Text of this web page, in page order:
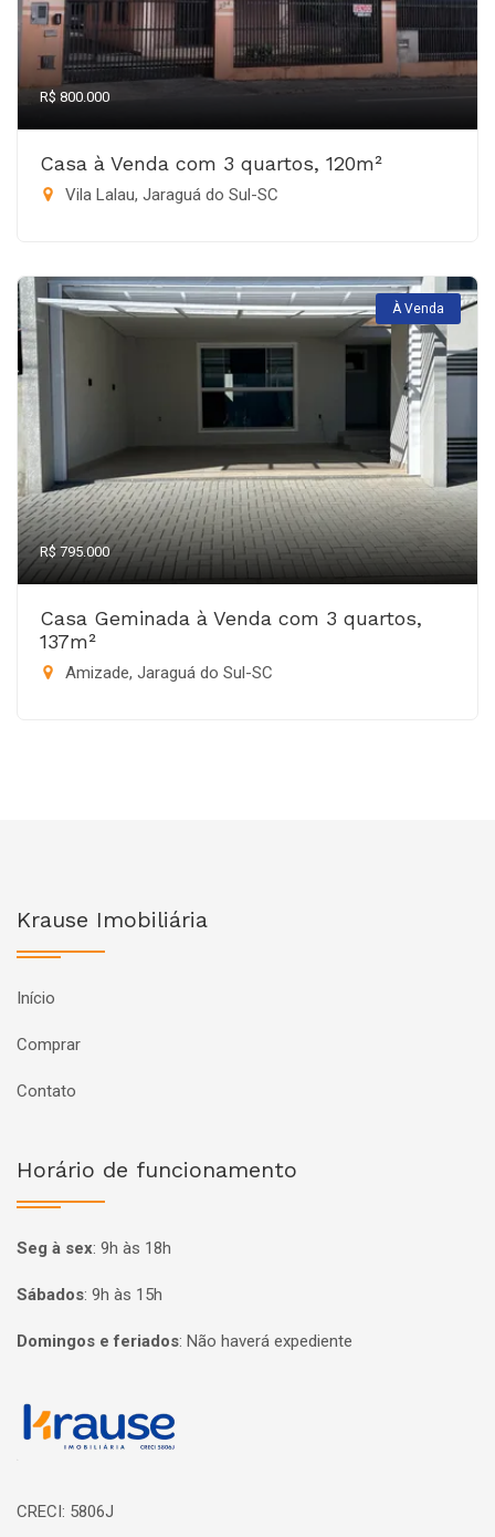
R$ 800.000
Casa à Venda com 3 quartos, 120m²
Vila Lalau, Jaraguá do Sul-SC
À Venda
R$ 795.000
Casa Geminada à Venda com 3 quartos,
137m²
Amizade, Jaraguá do Sul-SC
Krause Imobiliária
Início
Comprar
Contato
Horário de funcionamento
Seg à sex: 9h às 18h
Sábados: 9h às 15h
Domingos e feriados: Não haverá expediente
Página inicial
CRECI: 5806J